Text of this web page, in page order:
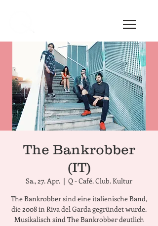
The Bankrobber
(IT)
Sa., 27. Apr.
  |
Q - Café. Club. Kultur
The Bankrobber sind eine italienische Band,
die 2008 in Riva del Garda gegründet wurde.
Musikalisch sind The Bankrobber deutlich